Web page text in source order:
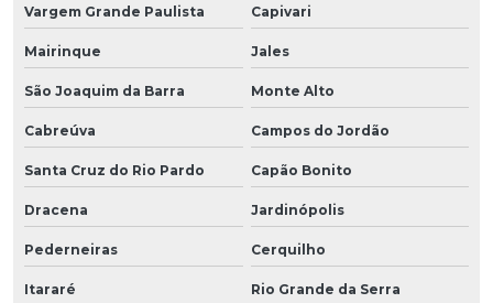
Vargem Grande Paulista Capivari
Mairinque Jales
São Joaquim da Barra Monte Alto
Cabreúva Campos do Jordão
Santa Cruz do Rio Pardo Capão Bonito
Dracena Jardinópolis
Pederneiras Cerquilho
Itararé Rio Grande da Serra